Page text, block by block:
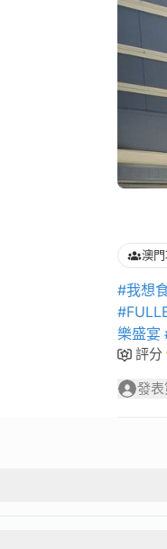
澳
#我想
樂盛宴
評分
發